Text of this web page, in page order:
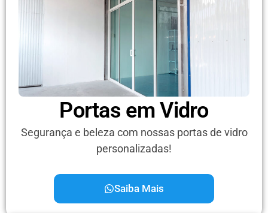
Portas em Vidro
Segurança e beleza com nossas portas de vidro
personalizadas!
Saiba Mais